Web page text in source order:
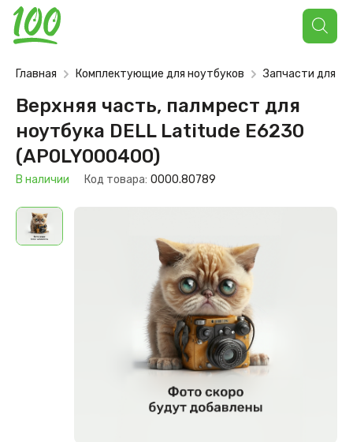
Поиск
товаров
Главная Комплектующие для ноутбуков Запчасти для
Верхняя часть, палмрест для
ноутбука DELL Latitude E6230
(AP0LY000400)
В наличии Код товара: 0000.80789